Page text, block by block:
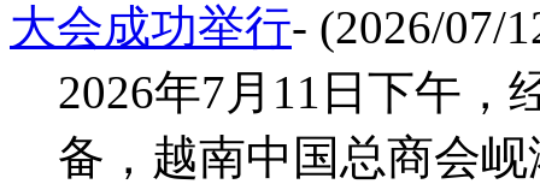
大会成功举行- (2026/07/
2026年7月11日下午，
备，越南中国总商会